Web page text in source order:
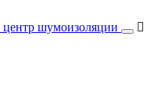
центр шумоизоляции